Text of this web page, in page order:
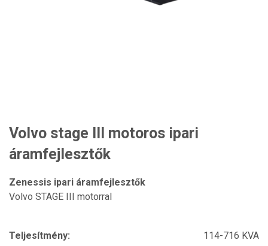
Volvo stage III motoros ipari
áramfejlesztők
Zenessis ipari áramfejlesztők
Volvo STAGE III motorral
Teljesítmény:
114-716 KVA